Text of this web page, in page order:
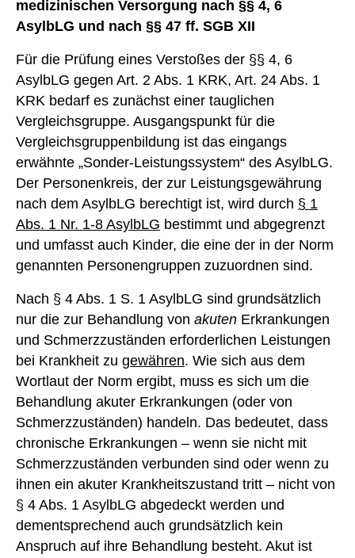
medizinischen Versorgung nach §§ 4, 6
AsylbLG und nach §§ 47 ff. SGB XII
Für die Prüfung eines Verstoßes der §§ 4, 6
AsylbLG gegen Art. 2 Abs. 1 KRK, Art. 24 Abs. 1
KRK bedarf es zunächst einer tauglichen
Vergleichsgruppe. Ausgangspunkt für die
Vergleichsgruppenbildung ist das eingangs
erwähnte „Sonder-Leistungssystem“ des AsylbLG.
Der Personenkreis, der zur Leistungsgewährung
nach dem AsylbLG berechtigt ist, wird durch § 1
Abs. 1 Nr. 1-8 AsylbLG bestimmt und abgegrenzt
und umfasst auch Kinder, die eine der in der Norm
genannten Personengruppen zuzuordnen sind.
Nach § 4 Abs. 1 S. 1 AsylbLG sind grundsätzlich
nur die zur Behandlung von akuten Erkrankungen
und Schmerzzuständen erforderlichen Leistungen
bei Krankheit zu gewähren. Wie sich aus dem
Wortlaut der Norm ergibt, muss es sich um die
Behandlung akuter Erkrankungen (oder von
Schmerzzuständen) handeln. Das bedeutet, dass
chronische Erkrankungen – wenn sie nicht mit
Schmerzzuständen verbunden sind oder wenn zu
ihnen ein akuter Krankheitszustand tritt – nicht von
§ 4 Abs. 1 AsylbLG abgedeckt werden und
dementsprechend auch grundsätzlich kein
Anspruch auf ihre Behandlung besteht. Akut ist